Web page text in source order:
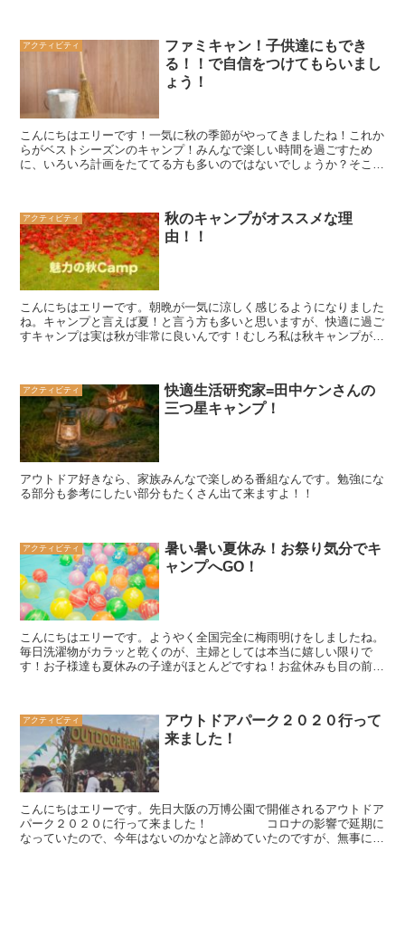
アクティビティ
ファミキャン！子供達にもでき
る！！で自信をつけてもらいまし
ょう！
こんにちはエリーです！一気に秋の季節がやってきましたね！これか
らがベストシーズンのキャンプ！みんなで楽しい時間を過ごすため
に、いろいろ計画をたててる方も多いのではないでしょうか？そこ
アクティビティ
秋のキャンプがオススメな理
由！！
こんにちはエリーです。朝晩が一気に涼しく感じるようになりました
ね。キャンプと言えば夏！と言う方も多いと思いますが、快適に過ご
すキャンプは実は秋が非常に良いんです！むしろ私は秋キャンプが一
アクティビティ
快適生活研究家=田中ケンさんの
三つ星キャンプ！
アウトドア好きなら、家族みんなで楽しめる番組なんです。勉強にな
る部分も参考にしたい部分もたくさん出て来ますよ！！
アクティビティ
暑い暑い夏休み！お祭り気分でキ
ャンプへGO！
こんにちはエリーです。ようやく全国完全に梅雨明けをしましたね。
毎日洗濯物がカラッと乾くのが、主婦としては本当に嬉しい限りで
す！お子様達も夏休みの子達がほとんどですね！お盆休みも目の前ま
アクティビティ
アウトドアパーク２０２０行って
来ました！
こんにちはエリーです。先日大阪の万博公園で開催されるアウトドア
パーク２０２０に行って来ました！ コロナの影響で延期に
なっていたので、今年はないのかなと諦めていたのですが、無事に開